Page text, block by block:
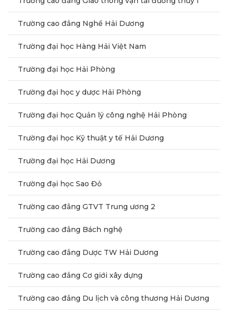
Trường cao đẳng Nghề Hải Dương
Trường đại học Hàng Hải Việt Nam
Trường đại học Hải Phòng
Trường đại học y dược Hải Phòng
Trường đại học Quản lý công nghệ Hải Phòng
Trường đại học Kỹ thuật y tế Hải Dương
Trường đại học Hải Dương
Trường đại học Sao Đỏ
Trường cao đẳng GTVT Trung ương 2
Trường cao đẳng Bách nghệ
Trường cao đẳng Dược TW Hải Dương
Trường cao đẳng Cơ giới xây dựng
Trường cao đẳng Du lịch và công thương Hải Dương